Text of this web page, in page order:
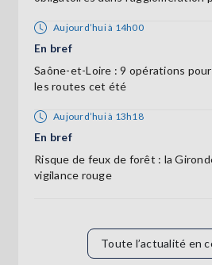
Aujourd’hui à 14h00
En bref
Saône-et-Loire : 9 opérations
les routes cet été
Aujourd’hui à 13h18
En bref
Risque de feux de forêt : la
vigilance rouge
Toute l’actualité en